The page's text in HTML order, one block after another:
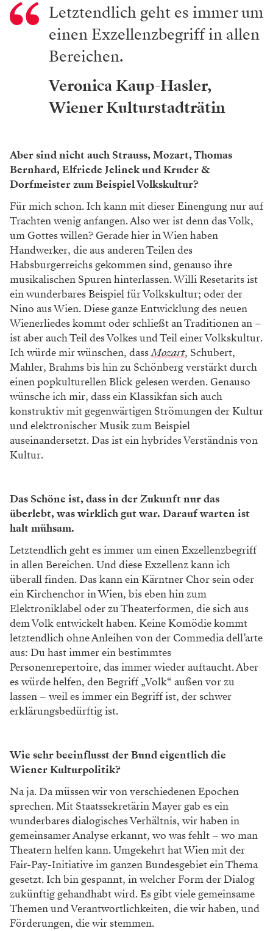
Letztendlich geht es immer um
einen Exzellenzbegriff in allen
Bereichen.
Veronica Kaup-Hasler,
Wiener Kulturstadträtin
Aber sind nicht auch Strauss, Mozart, Thomas
Bernhard, Elfriede Jelinek und Kruder &
Dorfmeister zum Beispiel Volkskultur?
Für mich schon. Ich kann mit dieser Einengung nur auf
Trachten wenig anfangen. Also wer ist denn das Volk,
um Gottes willen? Gerade hier in Wien haben
Handwerker, die aus anderen Teilen des
Habsburgerreichs gekommen sind, genauso ihre
musikalischen Spuren hinterlassen. Willi Resetarits ist
ein wunderbares Beispiel für Volkskultur; oder der
Nino aus Wien. Diese ganze Entwicklung des neuen
Wienerliedes kommt oder schließt an Traditionen an –
ist aber auch Teil des Volkes und Teil einer Volkskultur.
Ich würde mir wünschen, dassMozart, Schubert,
Mahler, Brahms bis hin zu Schönberg verstärkt durch
einen popkulturellen Blick gelesen werden. Genauso
wünsche ich mir, dass ein Klassikfan sich auch
konstruktiv mit gegenwärtigen Strömungen der Kultur
und elektronischer Musik zum Beispiel
auseinandersetzt. Das ist ein hybrides Verständnis von
Kultur.
Das Schöne ist, dass in der Zukunft nur das
überlebt, was wirklich gut war. Darauf warten ist
halt mühsam.
Letztendlich geht es immer um einen Exzellenzbegriff
in allen Bereichen. Und diese Exzellenz kann ich
überall finden. Das kann ein Kärntner Chor sein oder
ein Kirchenchor in Wien, bis eben hin zum
Elektroniklabel oder zu Theaterformen, die sich aus
dem Volk entwickelt haben. Keine Komödie kommt
letztendlich ohne Anleihen von der Commedia dell’arte
aus: Du hast immer ein bestimmtes
Personenrepertoire, das immer wieder auftaucht. Aber
es würde helfen, den Begriff „Volk“ außen vor zu
lassen – weil es immer ein Begriff ist, der schwer
erklärungsbedürftig ist.
Wie sehr beeinflusst der Bund eigentlich die
Wiener Kulturpolitik?
Na ja. Da müssen wir von verschiedenen Epochen
sprechen. Mit Staatssekretärin Mayer gab es ein
wunderbares dialogisches Verhältnis, wir haben in
gemeinsamer Analyse erkannt, wo was fehlt – wo man
Theatern helfen kann. Umgekehrt hat Wien mit der
Fair-Pay-Initiative im ganzen Bundesgebiet ein Thema
gesetzt. Ich bin gespannt, in welcher Form der Dialog
zukünftig gehandhabt wird. Es gibt viele gemeinsame
Themen und Verantwortlichkeiten, die wir haben, und
Förderungen, die wir stemmen.